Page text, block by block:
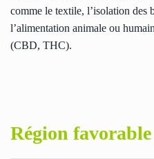
comme le textile, l’isolation des
l’alimentation animale ou
(CBD, THC).
Région favorable